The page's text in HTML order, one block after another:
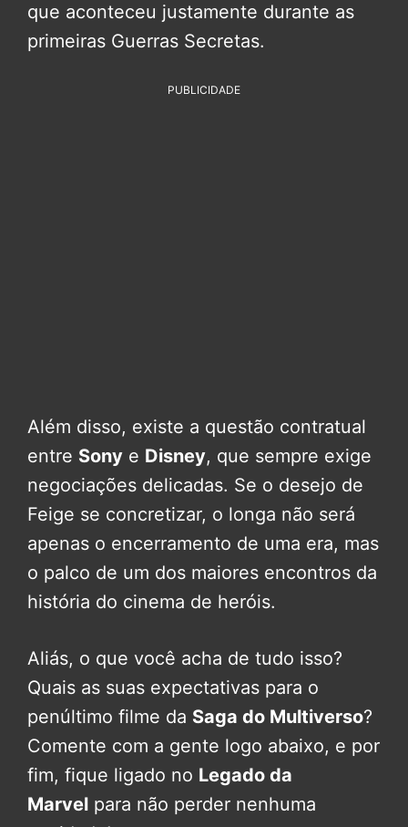
que aconteceu justamente durante as
primeiras Guerras Secretas.
PUBLICIDADE
Além disso, existe a questão contratual
entre Sony e Disney, que sempre exige
negociações delicadas. Se o desejo de
Feige se concretizar, o longa não será
apenas o encerramento de uma era, mas
o palco de um dos maiores encontros da
história do cinema de heróis.
Aliás, o que você acha de tudo isso?
Quais as suas expectativas para o
penúltimo filme da Saga do Multiverso?
Comente com a gente logo abaixo, e por
fim, fique ligado no Legado da
Marvel para não perder nenhuma